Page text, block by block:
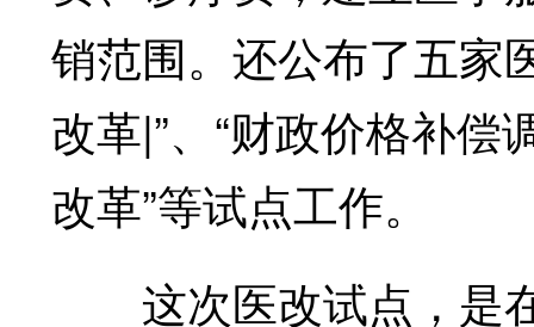
销范围。还公布了五家
改革|”、“财政价格补偿
改革”等试点工作。
这次医改试点，是